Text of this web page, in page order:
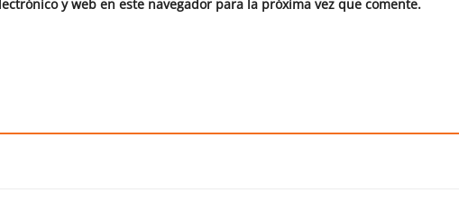
y web en este navegador para la próxima vez que comente.